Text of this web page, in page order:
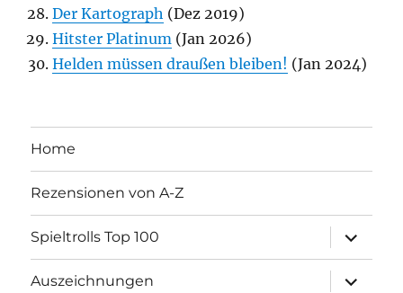
Der Kartograph (Dez 2019)
Hitster Platinum (Jan 2026)
Helden müssen draußen bleiben! (Jan 2024)
Home
Rezensionen von A-Z
Spieltrolls Top 100
öffnen
Auszeichnungen